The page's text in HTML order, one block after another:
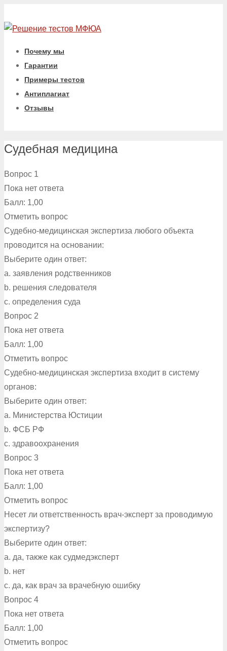
Почему мы
Гарантии
Примеры тестов
Антиплагиат
Отзывы
Судебная медицина
Вопрос 1
Пока нет ответа
Балл: 1,00
Отметить вопрос
Судебно-медицинская экспертиза любого объекта
проводится на основании:
Выберите один ответ:
a. заявления родственников
b. решения следователя
c. определения суда
Вопрос 2
Пока нет ответа
Балл: 1,00
Отметить вопрос
Судебно-медицинская экспертиза входит в систему
органов:
Выберите один ответ:
a. Министерства Юстиции
b. ФСБ РФ
c. здравоохранения
Вопрос 3
Пока нет ответа
Балл: 1,00
Отметить вопрос
Несет ли ответственность врач-эксперт за проводимую
экспертизу?
Выберите один ответ:
a. да, также как судмедэксперт
b. нет
c. да, как врач за врачебную ошибку
Вопрос 4
Пока нет ответа
Балл: 1,00
Отметить вопрос